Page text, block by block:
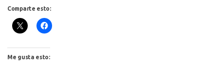
Comparte esto:
Me gusta esto: